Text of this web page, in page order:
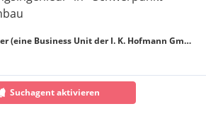
eXperts consulting center (eine Business Unit der I. K. Hofmann GmbH) Jobs
Suchagent aktivieren